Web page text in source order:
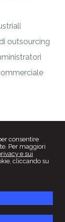
consentire
Per maggiori
e sui
cliccando su
outsourcing